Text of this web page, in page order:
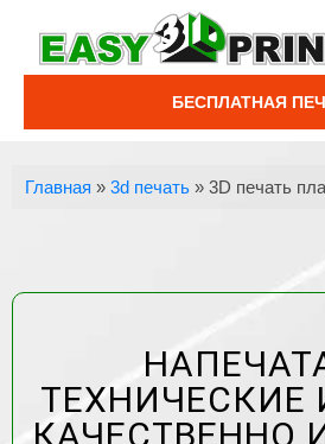
БЕСПЛАТНАЯ
Главная »3d печать »3D печать
ТЕХНИЧЕСКИЕ
КАЧЕСТВЕННО